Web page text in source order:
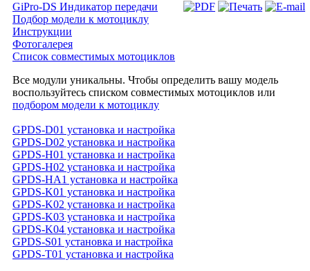
GiPro-DS Индикатор передачи
Подбор модели к мотоциклу
Инструкции
Фотогалерея
Список совместимых мотоциклов
Все модули уникальны. Чтобы определить вашу модель
воспользуйтесь списком совместимых мотоциклов или
подбором модели к мотоциклу
GPDS-D01 установка и настройка
GPDS-D02 установка и настройка
GPDS-H01 установка и настройка
GPDS-H02 установка и настройка
GPDS-HA1 установка и настройка
GPDS-K01 установка и настройка
GPDS-K02 установка и настройка
GPDS-K03 установка и настройка
GPDS-K04 установка и настройка
GPDS-S01 установка и настройка
GPDS-T01 установка и настройка